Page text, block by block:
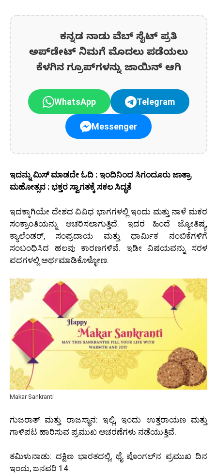
ಕನ್ನಡ ನಾಡು ವೆಬ್ ಸೈಟ್ ಪ್ರತಿ
ಅಪ್‌ಡೇಟ್‌ ನಿಮಗೆ ಮೊದಲು ಪಡೆಯಲು
ಕೆಳಗಿನ ಗ್ರೂಪ್‌ಗಳನ್ನು ಜಾಯಿನ್ ಆಗಿ
WhatsApp Telegram
Messenger
ಇದನ್ನು ಮಿಸ್‌ ಮಾಡದೇ ಓದಿ : ಇಂದಿನಿಂದ ಸಿಗಂದೂರು ಜಾತ್ರಾ
ಮಹೋತ್ಸವ : ಭಕ್ತರ ಸ್ವಾಗತಕ್ಕೆ ಸಕಲ ಸಿದ್ಧತೆ
ಇದಕ್ಕಾಗಿಯೇ ದೇಶದ ವಿವಿಧ ಭಾಗಗಳಲ್ಲಿ ಇಂದು ಮತ್ತು ನಾಳೆ ಮಕರ
ಸಂಕ್ರಾಂತಿಯನ್ನು ಆಚರಿಸಲಾಗುತ್ತಿದೆ. ಇದರ ಹಿಂದೆ ಜ್ಯೋತಿಷ್ಯ,
ಕ್ಯಾಲೆಂಡರ್, ಸಂಪ್ರದಾಯ ಮತ್ತು ಧಾರ್ಮಿಕ ನಂಬಿಕೆಗಳಿಗೆ
ಸಂಬಂಧಿಸಿದ ಹಲವು ಕಾರಣಗಳಿವೆ. ಇಡೀ ವಿಷಯವನ್ನು ಸರಳ
ಪದಗಳಲ್ಲಿ ಅರ್ಥಮಾಡಿಕೊಳ್ಳೋಣ.
Makar Sankranti
ಗುಜರಾತ್ ಮತ್ತು ರಾಜಸ್ಥಾನ: ಇಲ್ಲಿ, ಇಂದು ಉತ್ತರಾಯಣ ಮತ್ತು
ಗಾಳಿಪಟ ಹಾರಿಸುವ ಪ್ರಮುಖ ಆಚರಣೆಗಳು ನಡೆಯುತ್ತಿವೆ.
ತಮಿಳುನಾಡು: ದಕ್ಷಿಣ ಭಾರತದಲ್ಲಿ, ಥೈ ಪೊಂಗಲ್‌ನ ಪ್ರಮುಖ ದಿನ
ಇಂದು, ಜನವರಿ 14.